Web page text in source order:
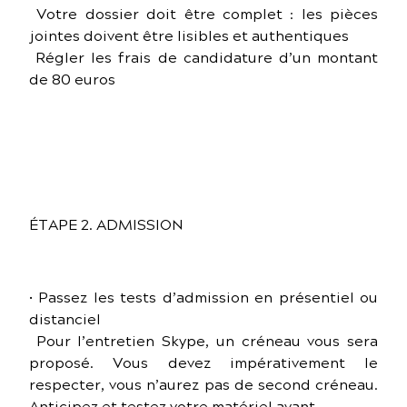
Votre dossier doit être complet : les pièces
jointes doivent être lisibles et authentiques
Régler les frais de candidature d’un montant
de 80 euros
ÉTAPE 2. ADMISSION
• Passez les tests d’admission en présentiel ou
distanciel
Pour l’entretien Skype, un créneau vous sera
proposé. Vous devez impérativement le
respecter, vous n’aurez pas de second créneau.